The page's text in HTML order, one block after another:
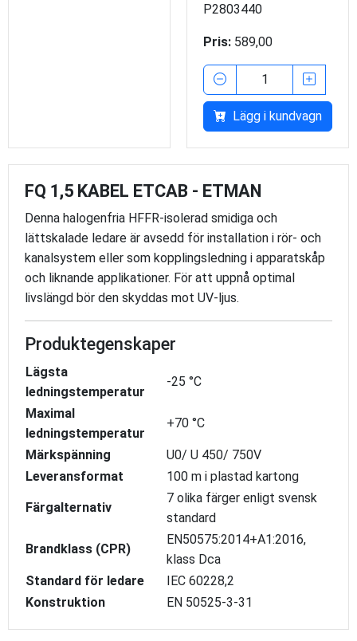
P2803440
Pris: 589,00
Lägg i kundvagn
FQ 1,5 KABEL ETCAB - ETMAN
Denna halogenfria HFFR-isolerad smidiga och
lättskalade ledare är avsedd för installation i rör- och
kanalsystem eller som kopplingsledning i apparatskåp
och liknande applikationer. För att uppnå optimal
livslängd bör den skyddas mot UV-ljus.
Produktegenskaper
Lägsta
ledningstemperatur
-25 °C
Maximal
ledningstemperatur
+70 °C
Märkspänning
U0/ U 450/ 750V
Leveransformat
100 m i plastad kartong
Färgalternativ
7 olika färger enligt svensk
standard
Brandklass (CPR)
EN50575:2014+A1:2016,
klass Dca
Standard för ledare
IEC 60228,2
Konstruktion
EN 50525-3-31